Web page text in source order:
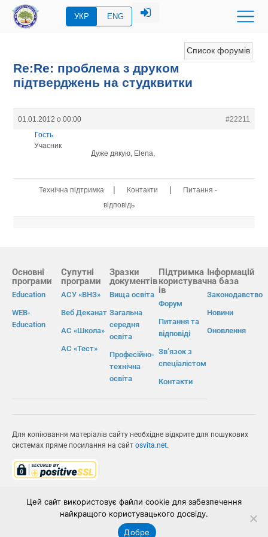
УКР ENG
Список форумів
Re:Re: проблема з друком
підтверджень на студквитки
01.01.2012 о 00:00
#22211
Гость
Учасник
Дуже дякую, Elena,
Технічна підтримка | Контакти |
Питання -
відповідь
Основні
програми
Education
WEB-
Education
Супутні
програми
АСУ «ВНЗ»
Веб Деканат
АС «Школа»
АС «Тест»
Зразки
документів
Вища освіта
Загальна
середня
освіта
Професійно-
технічна
освіта
Підтримка
користувач
ів
Форум
Питання та
відповіді
Зв’язок з
спеціалістом
Контакти
Інформацій
на база
Законодавство
Новини
Оновлення
Для копіювання матеріалів сайту необхідне відкрите для пошукових
системах пряме посилання на сайт osvita.net.
ІВС «ОСВІТА»
Цей сайт використовує файли cookie для забезпечення
найкращого користувацького досвіду.
Добре